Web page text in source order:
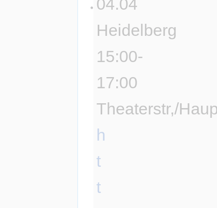
04.04
Heidelberg
15:00-
17:00
Theaterstr,/
h
t
t